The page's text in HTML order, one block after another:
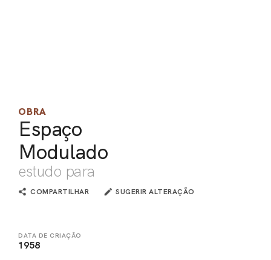
OBRA
Espaço
Modulado
estudo para
COMPARTILHAR SUGERIR ALTERAÇÃO
DATA DE CRIAÇÃO
1958